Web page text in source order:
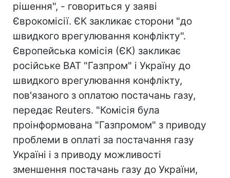
рішення", - говориться у заяві
Єврокомісії. ЄК закликає сторони "до
швидкого врегулювання конфлікту".
Європейська комісія (ЄК) закликає
російське ВАТ "Газпром" і Україну до
швидкого врегулювання конфлікту,
пов'язаного з оплатою постачань газу,
передає Reuters. "Комісія була
проінформована "Газпромом" з приводу
проблеми в оплаті за постачання газу
Україні і з приводу можливості
зменшення постачань газу до України,